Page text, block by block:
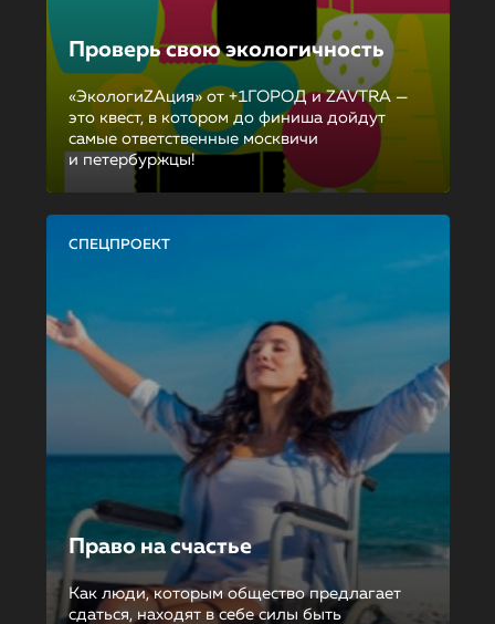
Проверь свою экологичность
«ЭкологиZAция» от +1ГОРОД и ZAVTRA —
это квест, в котором до финиша дойдут
самые ответственные москвичи
и петербуржцы!
СПЕЦПРОЕКТ
Право на счастье
Как люди, которым общество предлагает
сдаться, находят в себе силы быть